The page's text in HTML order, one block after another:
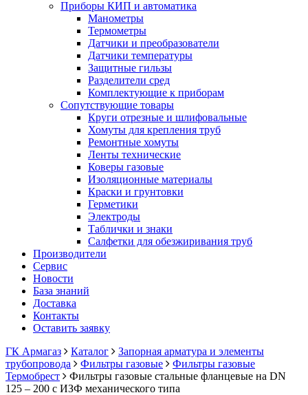
Приборы КИП и автоматика
Манометры
Термометры
Датчики и преобразователи
Датчики температуры
Защитные гильзы
Разделители сред
Комплектующие к приборам
Сопутствующие товары
Круги отрезные и шлифовальные
Хомуты для крепления труб
Ремонтные хомуты
Ленты технические
Коверы газовые
Изоляционные материалы
Краски и грунтовки
Герметики
Электроды
Таблички и знаки
Салфетки для обезжиривания труб
Производители
Сервис
Новости
База знаний
Доставка
Контакты
Оставить заявку
ГК Армагаз
Каталог
Запорная арматура и элементы
трубопровода
Фильтры газовые
Фильтры газовые
Термобрест
Фильтры газовые стальные фланцевые на DN
125 – 200 с ИЗФ механического типа